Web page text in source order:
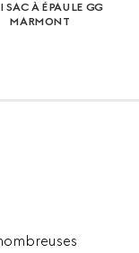
SAC À ÉPAULE GG
MARMONT